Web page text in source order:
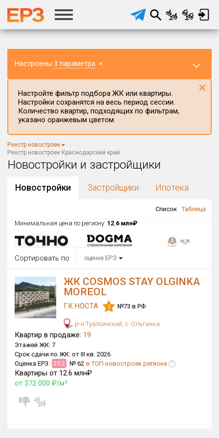
Настроены 3 параметра ×
Краснодарский край
Район в регионе
Все
Район в городе
Цена
от до
Общая площадь, м²
от
Срок сдачи
от III кв. 2026 до III кв. 2026
Вид объекта
ДАП
Настройте фильтр подбора ЖК или квартиры.
Настройки сохранятся на весь период сессии.
Количество квартир, подходящих по фильтрам,
указано оранжевым цветом.
×
Реестр новостроек
Реестр новостроек Краснодарский край
Новостройки и застройщики
Новостройки Застройщики Ипотека
Список
Таблица
Минимальная цена по региону: 12.6 млн₽
Сортировать по оценке ЕРЗ
ЖК COSMOS STAY OLGINKA
MOREOL
ГК НОСТА 3 №73 в РФ
р-н Туапсинский, с. Ольгинка
Квартир в продаже: 19
Этажей ЖК: 7
Срок сдачи по ЖК: от III кв. 2026
Оценка ЕРЗ: 29.2 № 62 в ТОП новостроек региона ?
Квартиры от 12.6 млн₽
от 372 000 ₽/м²